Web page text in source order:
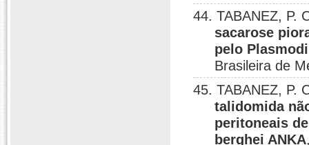
44. TABANEZ, P.
sacarose
pelo
Brasileira de
45. TABANEZ, P.
talidomida
peritoneais
berghei ANKA